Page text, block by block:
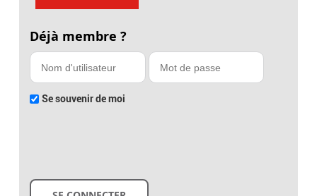
Déjà membre ?
Se souvenir de moi